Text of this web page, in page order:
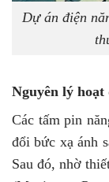
Dự án điện
Nguyên lý hoạt
Các tấm pin
đổi bức xạ ánh
Sau đó, nhờ